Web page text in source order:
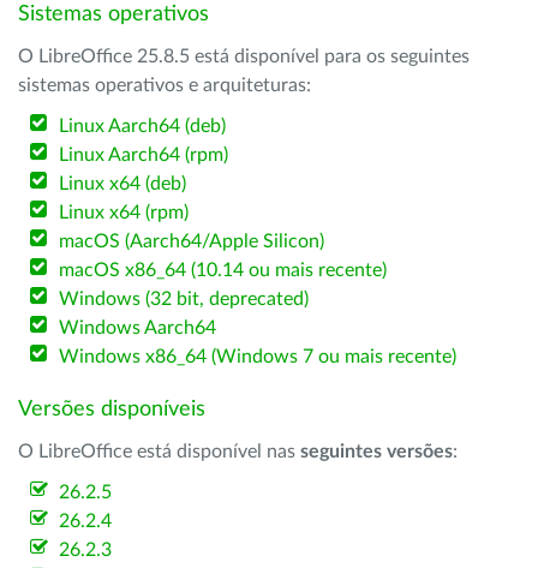
Sistemas operativos
O LibreOffice 25.8.5 está disponível para os seguintes
sistemas operativos e arquiteturas:
Linux Aarch64 (deb)
Linux Aarch64 (rpm)
Linux x64 (deb)
Linux x64 (rpm)
macOS (Aarch64/Apple Silicon)
macOS x86_64 (10.14 ou mais recente)
Windows (32 bit, deprecated)
Windows Aarch64
Windows x86_64 (Windows 7 ou mais recente)
Versões disponíveis
O LibreOffice está disponível nas seguintes versões:
26.2.5
26.2.4
26.2.3